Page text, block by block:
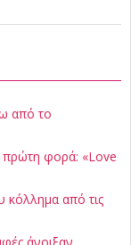
από το
πρώτη φορά: «Love
κόλλημα από τις